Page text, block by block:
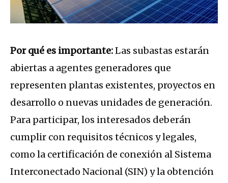
Por qué es importante:Las subastas estarán
abiertas a agentes generadores que
representen plantas existentes, proyectos en
desarrollo o nuevas unidades de generación.
Para participar, los interesados deberán
cumplir con requisitos técnicos y legales,
como la certificación de conexión al Sistema
Interconectado Nacional (SIN) y la obtención